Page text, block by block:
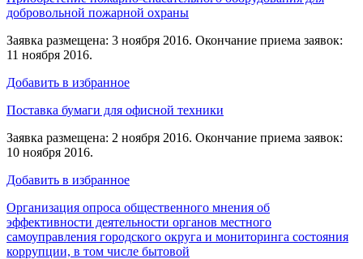
добровольной пожарной охраны
Заявка размещена: 3 ноября 2016. Окончание приема заявок:
11 ноября 2016.
Добавить в избранное
Поставка бумаги для офисной техники
Заявка размещена: 2 ноября 2016. Окончание приема заявок:
10 ноября 2016.
Добавить в избранное
Организация опроса общественного мнения об
эффективности деятельности органов местного
самоуправления городского округа и мониторинга состояния
коррупции, в том числе бытовой